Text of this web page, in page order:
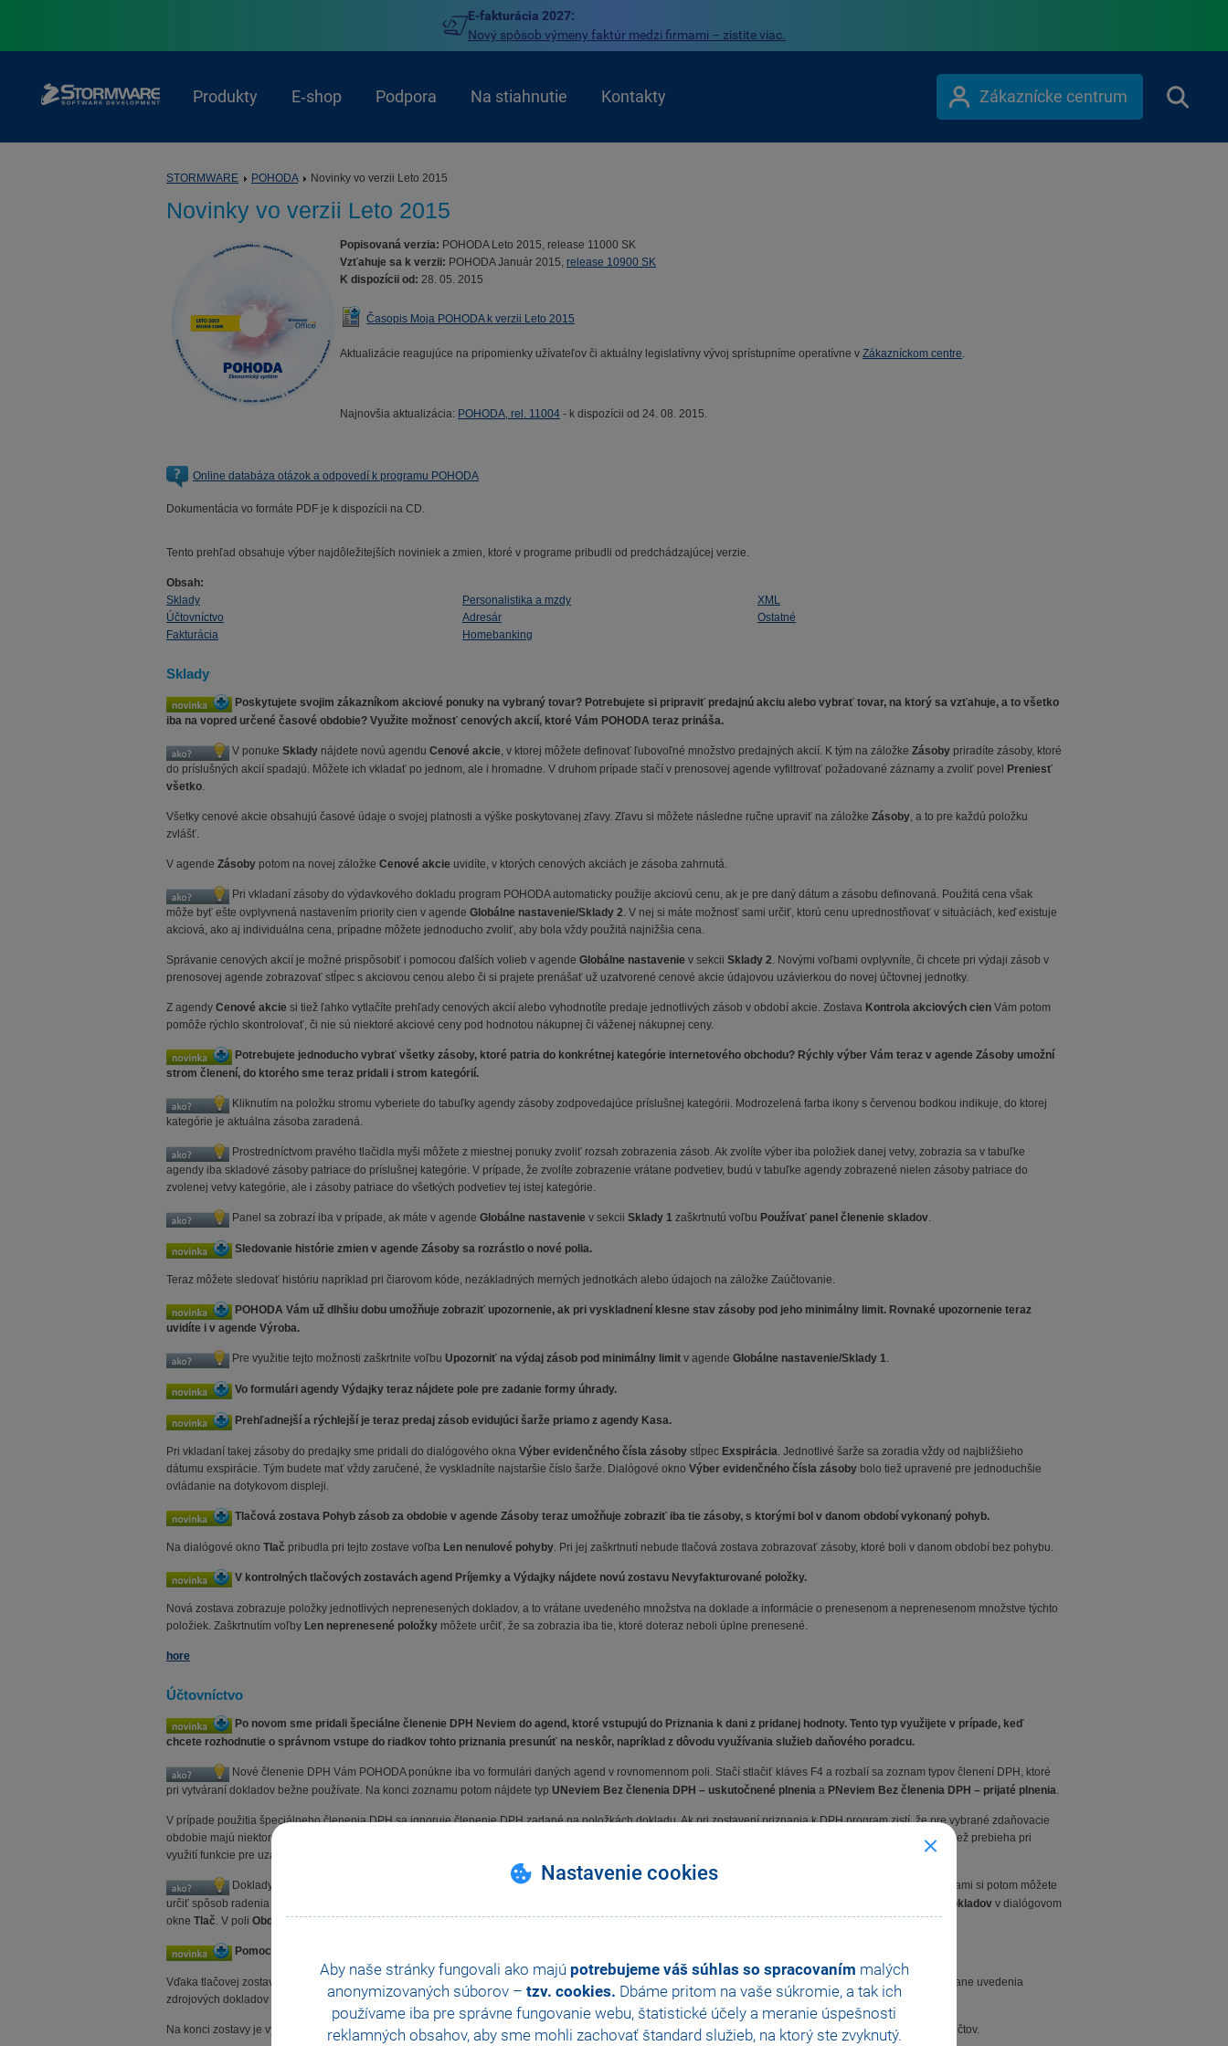
Nastavenie cookies
Aby naše stránky fungovali ako majú potrebujeme váš súhlas so spracovaním malých
anonymizovaných súborov – tzv. cookies. Dbáme pritom na vaše súkromie, a tak ich
používame iba pre správne fungovanie webu, štatistické účely a meranie úspešnosti
reklamných obsahov, aby sme mohli zachovať štandard služieb, na ktorý ste zvyknutý.
E-fakturácia 2027:
Nový spôsob výmeny faktúr medzi firmami – zistite viac.
Produkty E‑shop Podpora Na stiahnutie Kontakty Zákaznícke centrum
STORMWARE POHODA Novinky vo verzii Leto 2015
Novinky vo verzii Leto 2015
Popisovaná verzia: POHODA Leto 2015, release 11000 SK
Vzťahuje sa k verzii: POHODA Január 2015, release 10900 SK
K dispozícii od: 28. 05. 2015
Časopis Moja POHODA k verzii Leto 2015
Aktualizácie reagujúce na pripomienky užívateľov či aktuálny legislatívny vývoj sprístupníme operatívne v Zákazníckom centre.
Najnovšia aktualizácia: POHODA, rel. 11004 - k dispozícii od 24. 08. 2015.
Online databáza otázok a odpovedí k programu POHODA
Dokumentácia vo formáte PDF je k dispozícii na CD.
Tento prehľad obsahuje výber najdôležitejších noviniek a zmien, ktoré v programe pribudli od predchádzajúcej verzie.
Obsah:
Sklady
Personalistika a mzdy
XML
Účtovníctvo
Adresár
Ostatné
Fakturácia
Homebanking
Sklady
Poskytujete svojim zákazníkom akciové ponuky na vybraný tovar? Potrebujete si pripraviť predajnú akciu alebo vybrať tovar, na ktorý sa vzťahuje, a to všetko
iba na vopred určené časové obdobie? Využite možnosť cenových akcií, ktoré Vám POHODA teraz prináša.
V ponuke Sklady nájdete novú agendu Cenové akcie, v ktorej môžete definovať ľubovoľné množstvo predajných akcií. K tým na záložke Zásoby priradíte zásoby, ktoré
do príslušných akcií spadajú. Môžete ich vkladať po jednom, ale i hromadne. V druhom prípade stačí v prenosovej agende vyfiltrovať požadované záznamy a zvoliť povel
Preniesť
všetko.
Všetky cenové akcie obsahujú časové údaje o svojej platnosti a výške poskytovanej zľavy. Zľavu si môžete následne ručne upraviť na záložke Zásoby, a to pre každú položku
zvlášť.
V agende Zásoby potom na novej záložke Cenové akcie uvidíte, v ktorých cenových akciách je zásoba zahrnutá.
Pri vkladaní zásoby do výdavkového dokladu program POHODA automaticky použije akciovú cenu, ak je pre daný dátum a zásobu definovaná. Použitá cena však
môže byť ešte ovplyvnená nastavením priority cien v agende Globálne nastavenie/Sklady 2. V nej si máte možnosť sami určiť, ktorú cenu uprednostňovať v situáciách, keď existuje
akciová, ako aj individuálna cena, prípadne môžete jednoducho zvoliť, aby bola vždy použitá najnižšia cena.
Správanie cenových akcií je možné prispôsobiť i pomocou ďalších volieb v agende Globálne nastavenie v sekcii Sklady 2. Novými voľbami ovplyvníte, či chcete pri výdaji zásob v
prenosovej agende zobrazovať stĺpec s akciovou cenou alebo či si prajete prenášať už uzatvorené cenové akcie údajovou uzávierkou do novej účtovnej jednotky.
Z agendy Cenové akcie si tiež ľahko vytlačíte prehľady cenových akcií alebo vyhodnotíte predaje jednotlivých zásob v období akcie. Zostava Kontrola akciových cien Vám potom
pomôže rýchlo skontrolovať, či nie sú niektoré akciové ceny pod hodnotou nákupnej či váženej nákupnej ceny.
Potrebujete jednoducho vybrať všetky zásoby, ktoré patria do konkrétnej kategórie internetového obchodu? Rýchly výber Vám teraz v agende Zásoby umožní
strom členení, do ktorého sme teraz pridali i strom kategórií.
Kliknutím na položku stromu vyberiete do tabuľky agendy zásoby zodpovedajúce príslušnej kategórii. Modrozelená farba ikony s červenou bodkou indikuje, do ktorej
kategórie je aktuálna zásoba zaradená.
Prostredníctvom pravého tlačidla myši môžete z miestnej ponuky zvoliť rozsah zobrazenia zásob. Ak zvolíte výber iba položiek danej vetvy, zobrazia sa v tabuľke
agendy iba skladové zásoby patriace do príslušnej kategórie. V prípade, že zvolíte zobrazenie vrátane podvetiev, budú v tabuľke agendy zobrazené nielen zásoby patriace do
zvolenej vetvy kategórie, ale i zásoby patriace do všetkých podvetiev tej istej kategórie.
Panel sa zobrazí iba v prípade, ak máte v agende Globálne nastavenie v sekcii Sklady 1 zaškrtnutú voľbu Používať panel členenie skladov.
Sledovanie histórie zmien v agende Zásoby sa rozrástlo o nové polia.
Teraz môžete sledovať históriu napríklad pri čiarovom kóde, nezákladných merných jednotkách alebo údajoch na záložke Zaúčtovanie.
POHODA Vám už dlhšiu dobu umožňuje zobraziť upozornenie, ak pri vyskladnení klesne stav zásoby pod jeho minimálny limit. Rovnaké upozornenie teraz
uvidíte i v agende Výroba.
Pre využitie tejto možnosti zaškrtnite voľbu Upozorniť na výdaj zásob pod minimálny limit v agende Globálne nastavenie/Sklady 1.
Vo formulári agendy Výdajky teraz nájdete pole pre zadanie formy úhrady.
Prehľadnejší a rýchlejší je teraz predaj zásob evidujúci šarže priamo z agendy Kasa.
Pri vkladaní takej zásoby do predajky sme pridali do dialógového okna Výber evidenčného čísla zásoby stĺpec Exspirácia. Jednotlivé šarže sa zoradia vždy od najbližšieho
dátumu exspirácie. Tým budete mať vždy zaručené, že vyskladníte najstaršie číslo šarže. Dialógové okno Výber evidenčného čísla zásoby bolo tiež upravené pre jednoduchšie
ovládanie na dotykovom displeji.
Tlačová zostava Pohyb zásob za obdobie v agende Zásoby teraz umožňuje zobraziť iba tie zásoby, s ktorými bol v danom období vykonaný pohyb.
Na dialógové okno Tlač pribudla pri tejto zostave voľba Len nenulové pohyby. Pri jej zaškrtnutí nebude tlačová zostava zobrazovať zásoby, ktoré boli v danom období bez pohybu.
V kontrolných tlačových zostavách agend Príjemky a Výdajky nájdete novú zostavu Nevyfakturované položky.
Nová zostava zobrazuje položky jednotlivých neprenesených dokladov, a to vrátane uvedeného množstva na doklade a informácie o prenesenom a neprenesenom množstve týchto
položiek. Zaškrtnutím voľby Len neprenesené položky môžete určiť, že sa zobrazia iba tie, ktoré doteraz neboli úplne prenesené.
hore
Účtovníctvo
Po novom sme pridali špeciálne členenie DPH Neviem do agend, ktoré vstupujú do Priznania k dani z pridanej hodnoty. Tento typ využijete v prípade, keď
chcete rozhodnutie o správnom vstupe do riadkov tohto priznania presunúť na neskôr, napríklad z dôvodu využívania služieb daňového poradcu.
Nové členenie DPH Vám POHODA ponúkne iba vo formulári daných agend v rovnomennom poli. Stačí stlačiť kláves F4 a rozbalí sa zoznam typov členení DPH, ktoré
pri vytváraní dokladov bežne používate. Na konci zoznamu potom nájdete typ UNeviem Bez členenia DPH – uskutočnené plnenia a PNeviem Bez členenia DPH – prijaté plnenia.
V prípade použitia špeciálneho členenia DPH sa ignoruje členenie DPH zadané na položkách dokladu. Ak pri zostavení priznania k DPH program zistí, že pre vybrané zdaňovacie
obdobie majú niektoré doklady členenie
, nepôjde Vám priznanie vytvoriť. Rovnaká funkčnosť platí aj pri zostavení Kontrolného výkazu DPH. Kontrola tiež prebieha pri
využití funkcie pre uzamknutie priznania k DPH cez ponuku
Doklady s týmto členení DPH si ľahko skontrolujete vďaka zostave
. Sami si potom môžete
určiť spôsob radenia jednotlivých dokladov na zostave, a to buď podľa čísla, alebo podľa dátumu zdaniteľného plnenia. To Vám umožní voľba
Zoradiť podľa dokladov v dialógovom
okne Tlač. V poli Obdobievyberiete požadované zdaňovacie obdobie (mesiac alebo štvrťrok), ktoré budete chcieť kontrolovať.
Pomocou novo pridaných zostáv budete mať informácie o hospodárení firmy zase o niečo prehľadnejšie.
Vďaka tlačovej zostave Výsledovka analyticky dokladovo
uvidíte vyčíslené náklady, výnosy a hospodársky výsledok podľa jednotlivých analytických účtov vrátane uvedenia
zdrojových dokladov za dané obdobie.
Na konci zostavy je vyčíslený celkový hospodársky zisk za obdobie, vypočítaný ako rozdiel výnosov a nákladov. Podľa potreby môžete tlačiť súčty syntetických účtov.